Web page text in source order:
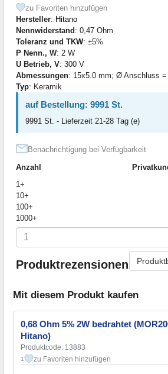
zu Favoriten hinzufügen
Hersteller: Hitano
Nennwiderstand: 0,47 Ohm
Toleranz und TKW: ±5%
P Nenn., W: 2 W
U Betrieb, V: 300 V
Abmessungen: 15x5.0 mm; Ø Anschluss =
Typ: Keramik
auf Bestellung: 9991 St.
9991 St. - Lieferzeit 21-28 Tag (e)
Benachrichtigung bei Verfügbarkeit
Anzahl
1+
10+
100+
1000+
Produktrezensionen
Mit diesem Produkt kaufen
0,68 Ohm 5% 2W bedrahtet
Hitano)
Produktcode: 13883
1 zu Favoriten hinzufügen